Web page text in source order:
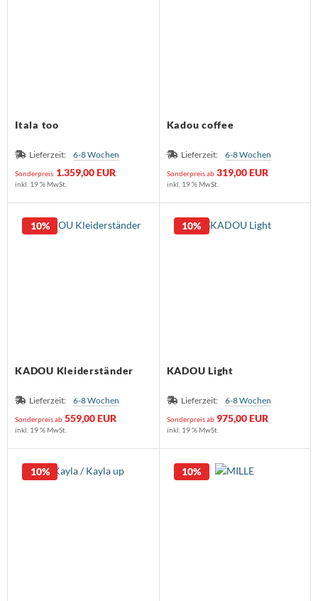
Itala too
Lieferzeit: 6-8 Wochen
Sonderpreis 1.359,00 EUR
inkl. 19 % MwSt.
Kadou coffee
Lieferzeit: 6-8 Wochen
Sonderpreis ab 319,00 EUR
inkl. 19 % MwSt.
KADOU Kleiderständer
Lieferzeit: 6-8 Wochen
Sonderpreis ab 559,00 EUR
10%
inkl. 19 % MwSt.
KADOU Light
Lieferzeit: 6-8 Wochen
Sonderpreis ab 975,00 EUR
10%
inkl. 19 % MwSt.
10% 10%